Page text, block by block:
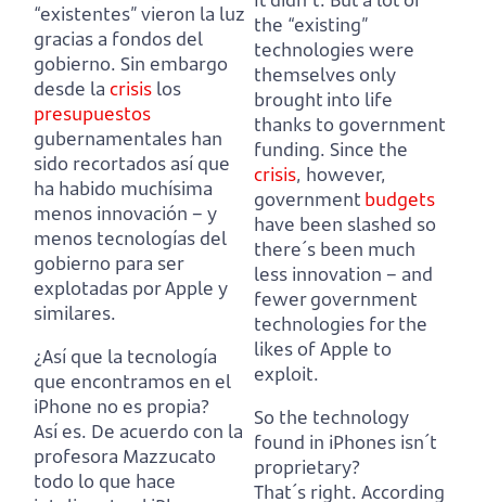
“existentes” vieron la luz
gracias a fondos del
gobierno. Sin embargo
desde la crisis los
presupuestos
gubernamentales han
sido recortados así que
ha habido muchísima
menos innovación – y
menos tecnologías del
gobierno para ser
explotadas por Apple y
similares.
¿Así que la tecnología
que encontramos en el
iPhone no es propia?
Así es. De acuerdo con la
profesora Mazzucato
todo lo que hace
the “existing”
technologies were
themselves only
brought into life
thanks to government
funding. Since the
crisis, however,
government budgets
have been slashed so
there´s been much
less innovation – and
fewer government
technologies for the
likes of Apple to
exploit.
So the technology
found in iPhones isn´t
proprietary?
That´s right. According